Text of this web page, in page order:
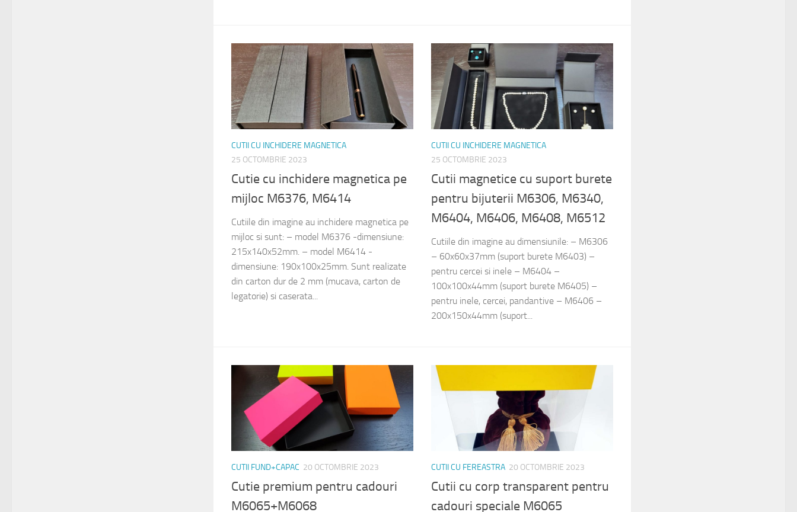
CUTII CU INCHIDERE MAGNETICA
25 OCTOMBRIE 2023
Cutie cu inchidere magnetica pe
mijloc M6376, M6414
Cutiile din imagine au inchidere magnetica pe
mijloc si sunt: – model M6376 -dimensiune:
215x140x52mm. – model M6414 -
dimensiune: 190x100x25mm. Sunt realizate
din carton dur de 2 mm (mucava, carton de
legatorie) si caserata...
CUTII CU INCHIDERE MAGNETICA
25 OCTOMBRIE 2023
Cutii magnetice cu suport burete
pentru bijuterii M6306, M6340,
M6404, M6406, M6408, M6512
Cutiile din imagine au dimensiunile: – M6306
– 60x60x37mm (suport burete M6403) –
pentru cercei si inele – M6404 –
100x100x44mm (suport burete M6405) –
pentru inele, cercei, pandantive – M6406 –
200x150x44mm (suport...
CUTII FUND+CAPAC 20 OCTOMBRIE 2023
Cutie premium pentru cadouri
M6065+M6068
CUTII CU FEREASTRA 20 OCTOMBRIE 2023
Cutii cu corp transparent pentru
cadouri speciale M6065